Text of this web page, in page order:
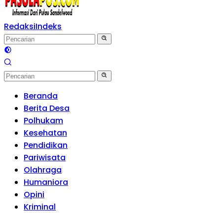
RedaksiIndeks
Beranda
Berita Desa
Polhukam
Kesehatan
Pendidikan
Pariwisata
Olahraga
Humaniora
Opini
Kriminal